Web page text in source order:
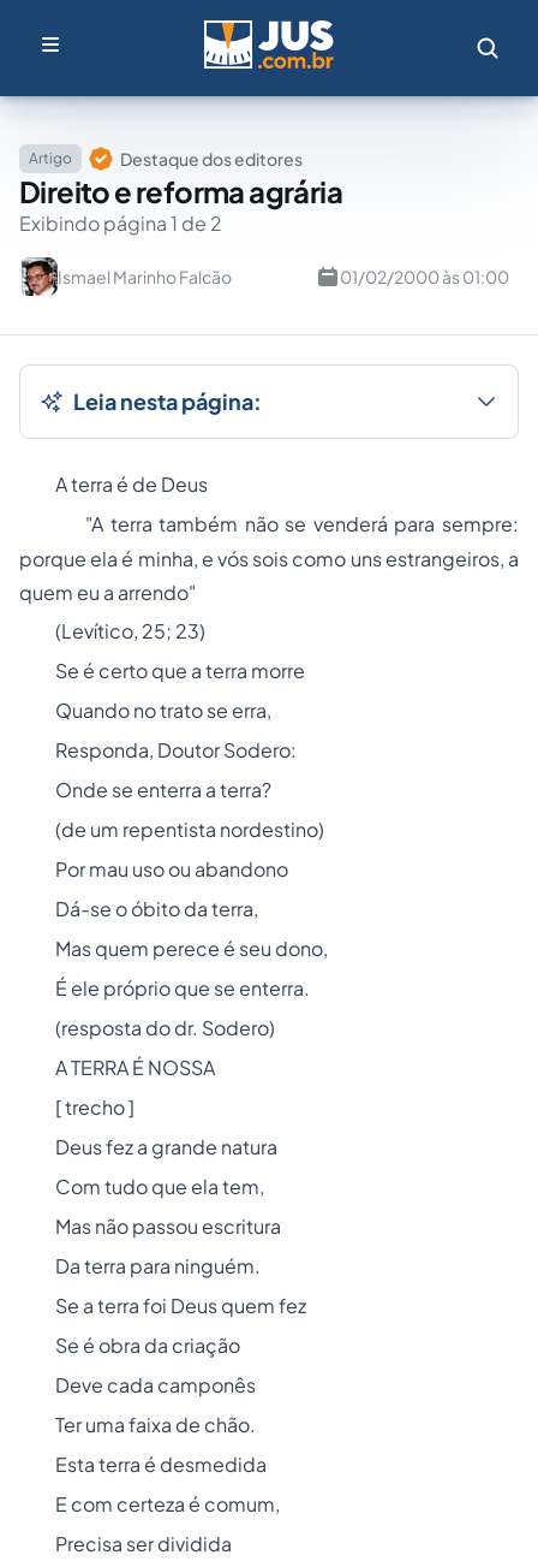
Artigo Destaque dos editores
Direito e reforma agrária
Exibindo página 1 de 2
Ismael Marinho Falcão 01/02/2000 às 01:00
Leia nesta página:
A terra é de Deus
"A terra também não se venderá para sempre:
porque ela é minha, e vós sois como uns estrangeiros, a
quem eu a arrendo"
(Levítico, 25; 23)
Se é certo que a terra morre
Quando no trato se erra,
Responda, Doutor Sodero:
Onde se enterra a terra?
(de um repentista nordestino)
Por mau uso ou abandono
Dá-se o óbito da terra,
Mas quem perece é seu dono,
É ele próprio que se enterra.
(resposta do dr. Sodero)
A TERRA É NOSSA
[ trecho ]
Deus fez a grande natura
Com tudo que ela tem,
Mas não passou escritura
Da terra para ninguém.
Se a terra foi Deus quem fez
Se é obra da criação
Deve cada camponês
Ter uma faixa de chão.
Esta terra é desmedida
E com certeza é comum,
Precisa ser dividida